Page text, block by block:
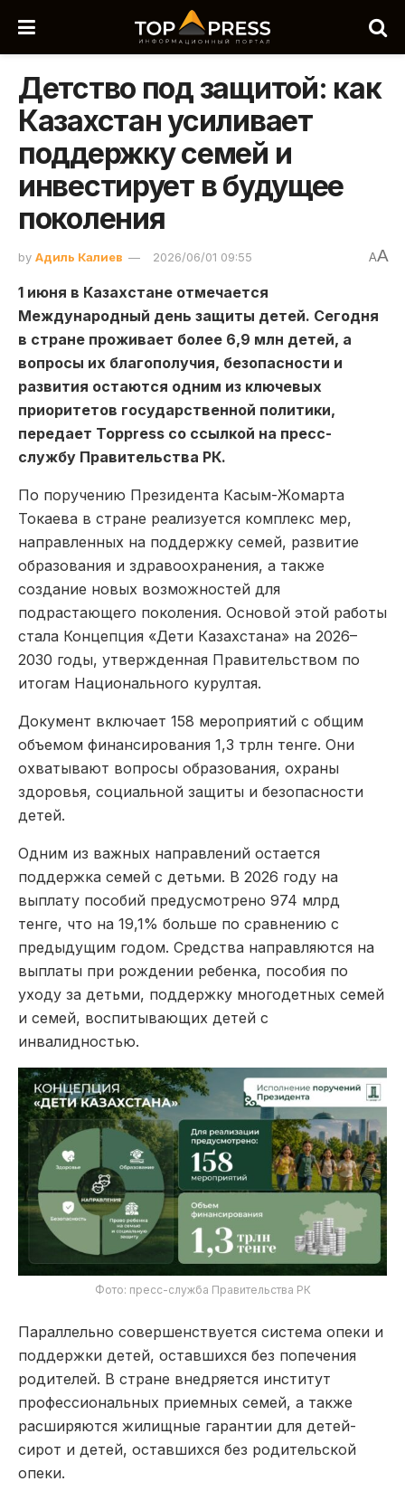
Детство под защитой: как
Казахстан усиливает
поддержку семей и
инвестирует в будущее
поколения
by Адиль Калиев 2026/06/01 09:55 AA
1 июня в Казахстане отмечается
Международный день защиты детей. Сегодня
в стране проживает более 6,9 млн детей, а
вопросы их благополучия, безопасности и
развития остаются одним из ключевых
приоритетов государственной политики,
передает Toppress со ссылкой на пресс-
службу Правительства РК.
По поручению Президента Касым-Жомарта
Токаева в стране реализуется комплекс мер,
направленных на поддержку семей, развитие
образования и здравоохранения, а также
создание новых возможностей для
подрастающего поколения. Основой этой работы
стала Концепция «Дети Казахстана» на 2026–
2030 годы, утвержденная Правительством по
итогам Национального курултая.
Документ включает 158 мероприятий с общим
объемом финансирования 1,3 трлн тенге. Они
охватывают вопросы образования, охраны
здоровья, социальной защиты и безопасности
детей.
Одним из важных направлений остается
поддержка семей с детьми. В 2026 году на
выплату пособий предусмотрено 974 млрд
тенге, что на 19,1% больше по сравнению с
предыдущим годом. Средства направляются на
выплаты при рождении ребенка, пособия по
уходу за детьми, поддержку многодетных семей
и семей, воспитывающих детей с
инвалидностью.
Фото: пресс-служба Правительства РК
Параллельно совершенствуется система опеки и
поддержки детей, оставшихся без попечения
родителей. В стране внедряется институт
профессиональных приемных семей, а также
расширяются жилищные гарантии для детей-
сирот и детей, оставшихся без родительской
опеки.